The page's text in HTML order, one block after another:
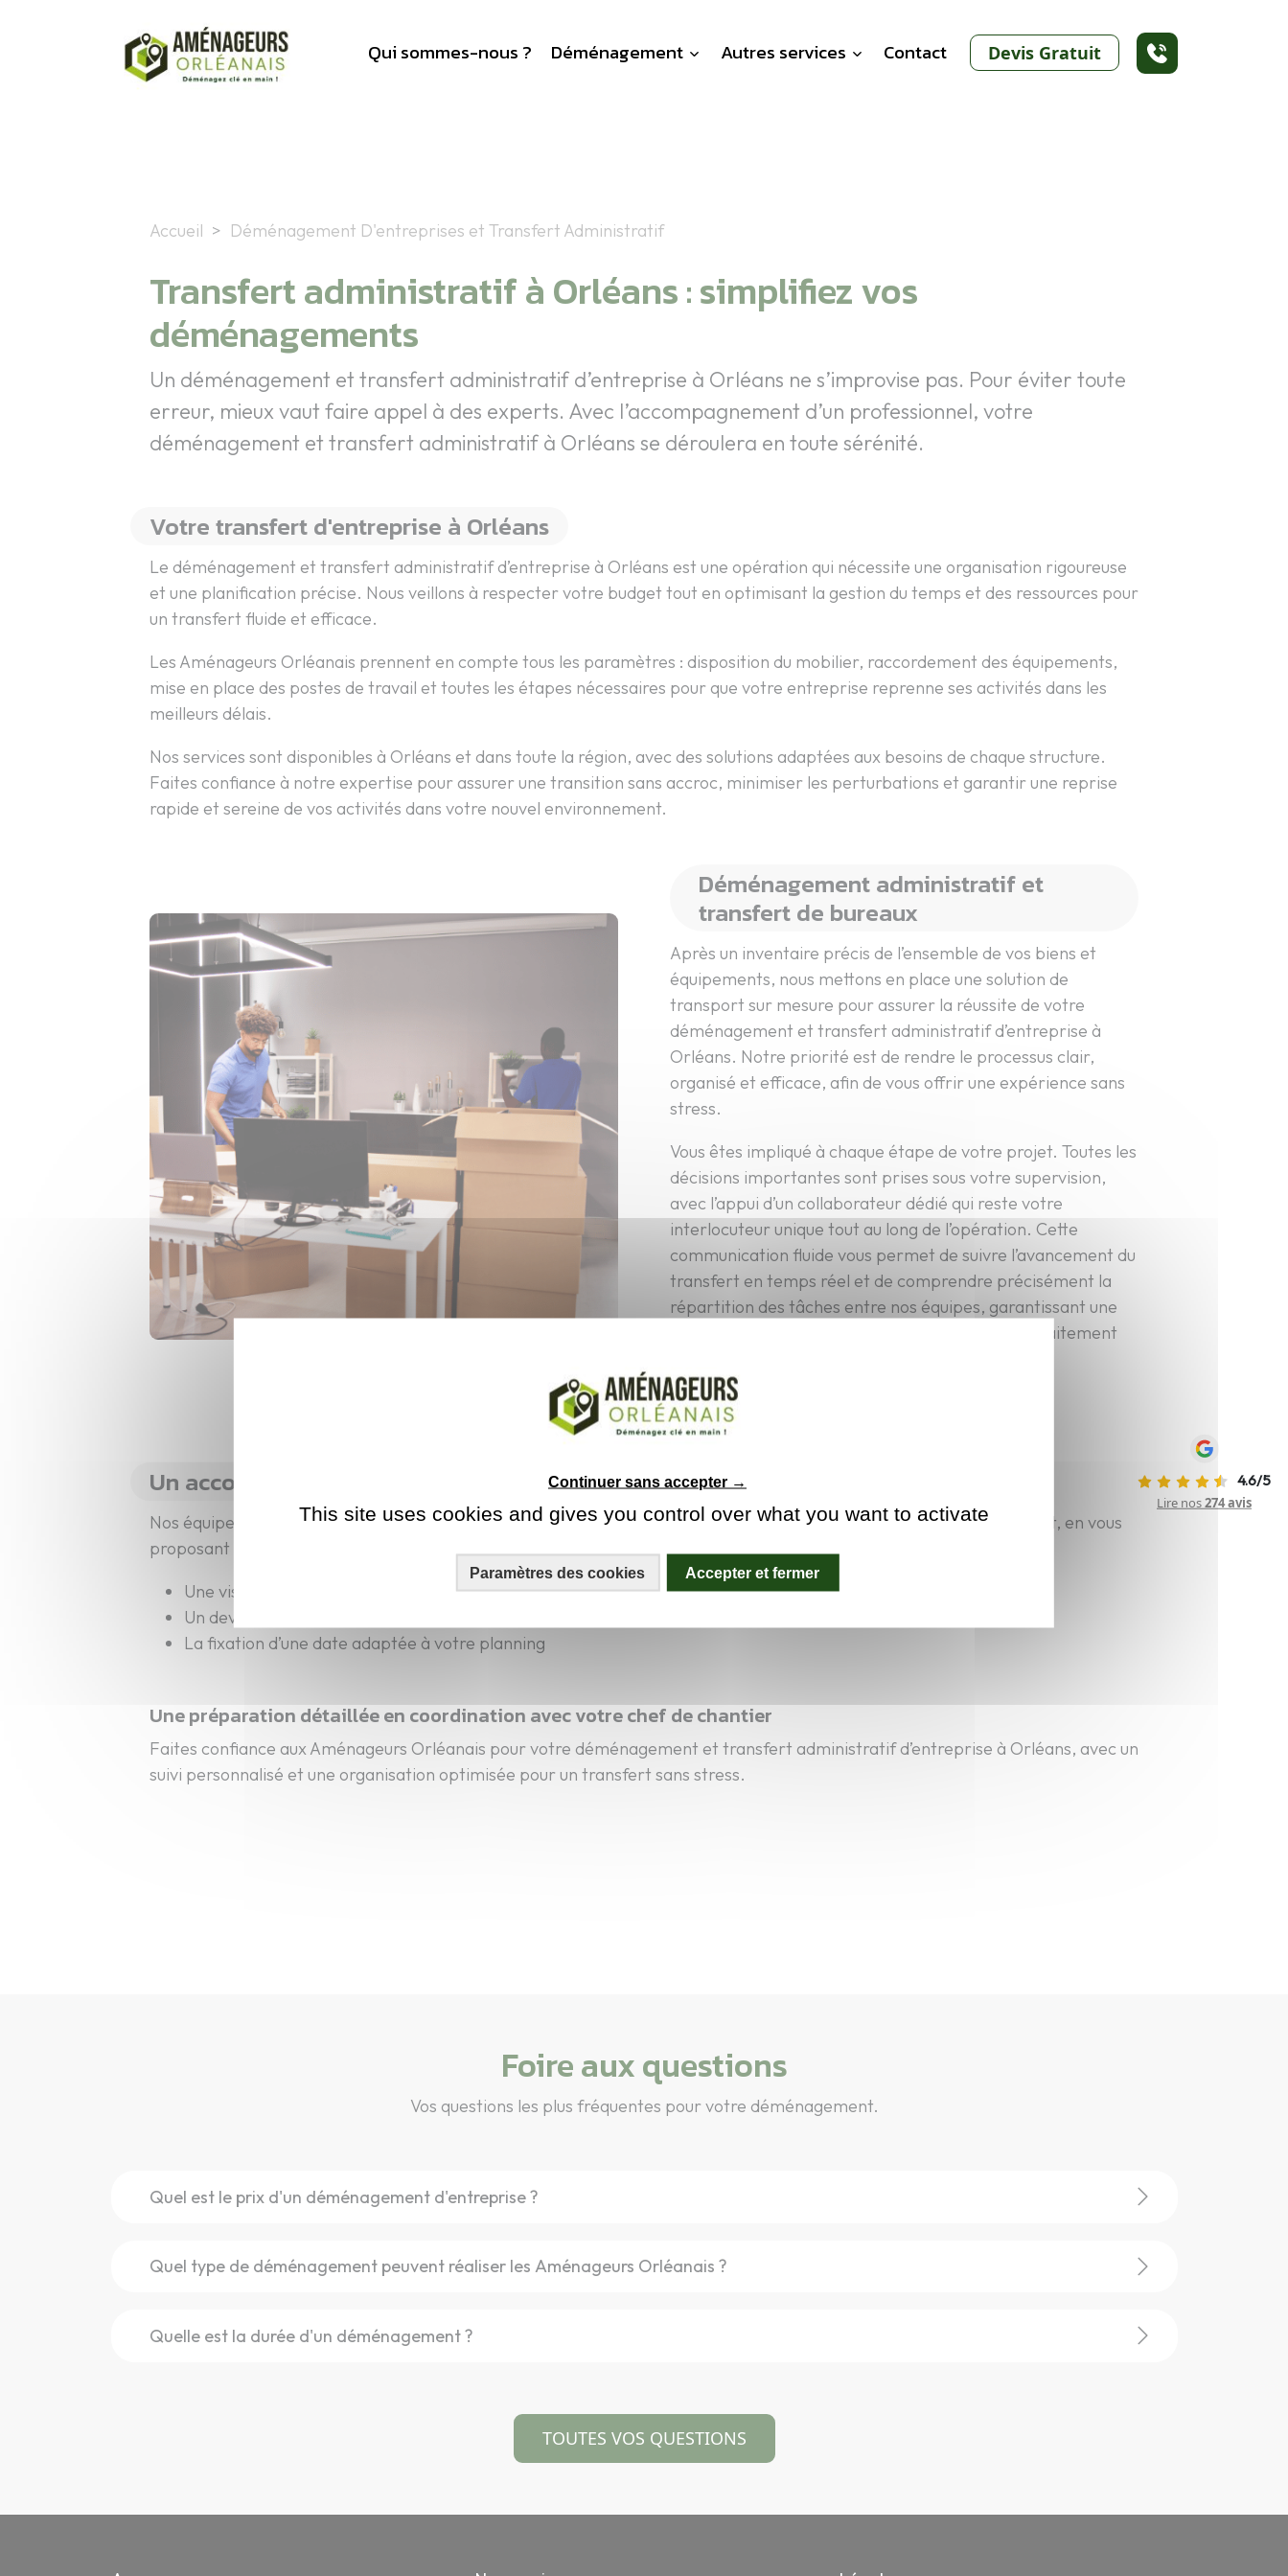
Qui sommes-nous ? Déménagement Autres services Contact Devis Gratuit
4.6/5
Lire nos274 avis
Accueil Déménagement D'entreprises et Transfert Administratif
Transfert administratif à Orléans : simplifiez vos
déménagements
Un déménagement et transfert administratif d’entreprise à Orléans ne s’improvise pas. Pour éviter toute
erreur, mieux vaut faire appel à des experts. Avec l’accompagnement d’un professionnel, votre
déménagement et transfert administratif à Orléans se déroulera en toute sérénité.
Votre transfert d'entreprise à Orléans
Le déménagement et transfert administratif d’entreprise à Orléans est une opération qui nécessite une organisation rigoureuse
et une planification précise. Nous veillons à respecter votre budget tout en optimisant la gestion du temps et des ressources pour
un transfert fluide et efficace.
Les Aménageurs Orléanais prennent en compte tous les paramètres : disposition du mobilier, raccordement des équipements,
mise en place des postes de travail et toutes les étapes nécessaires pour que votre entreprise reprenne ses activités dans les
meilleurs délais.
Nos services sont disponibles à Orléans et dans toute la région, avec des solutions adaptées aux besoins de chaque structure.
Faites confiance à notre expertise pour assurer une transition sans accroc, minimiser les perturbations et garantir une reprise
rapide et sereine de vos activités dans votre nouvel environnement.
Déménagement administratif et
transfert de bureaux
Après un inventaire précis de l’ensemble de vos biens et
équipements, nous mettons en place une solution de
transport sur mesure pour assurer la réussite de votre
déménagement et transfert administratif d’entreprise à
Orléans. Notre priorité est de rendre le processus clair,
organisé et efficace, afin de vous offrir une expérience sans
stress.
Vous êtes impliqué à chaque étape de votre projet. Toutes les
décisions importantes sont prises sous votre supervision,
avec l’appui d’un collaborateur dédié qui reste votre
interlocuteur unique tout au long de l’opération. Cette
communication fluide vous permet de suivre l’avancement du
transfert en temps réel et de comprendre précisément la
répartition des tâches entre nos équipes, garantissant une
coordination optimale et un déménagement parfaitement
Un accompagnement à toutes les étapes
Nos équipes vous accompagnent à Orléans et dans toute la région Centre-Val de Loire, du début à la fin de votre projet, en vous
proposant :
Une visite préparatoire pour évaluer le matériel et le volume à déplacer
Un devis gratuit transmis sous 48h
La fixation d’une date adaptée à votre planning
Une préparation détaillée en coordination avec votre chef de chantier
Faites confiance aux Aménageurs Orléanais pour votre déménagement et transfert administratif d’entreprise à Orléans, avec un
suivi personnalisé et une organisation optimisée pour un transfert sans stress.
Foire aux questions
Vos questions les plus fréquentes pour votre déménagement.
Quel est le prix d'un déménagement d'entreprise ?
Quel type de déménagement peuvent réaliser les Aménageurs Orléanais ?
Quelle est la durée d'un déménagement ?
TOUTES VOS QUESTIONS
Continuer sans accepter →
This site uses cookies and gives you control over what you want to activate
Paramètres des cookies Accepter et fermer